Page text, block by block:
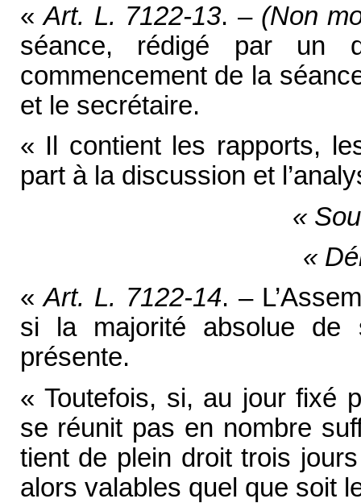
«Art. L. 7122-13. – (Non
séance, rédigé par un
commencement de la
et le secrétaire.
« Il contient les rapports,
part à la discussion et
«
«
«Art. L. 7122-14. –
si la majorité absolue de
présente.
« Toutefois, si, au jour fixé
se réunit pas en nombre
tient de plein droit trois
alors valables quel que soit